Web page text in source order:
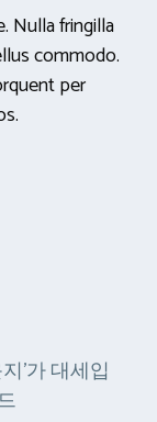
Nulla fringilla
commodo.
per
’가 대세입